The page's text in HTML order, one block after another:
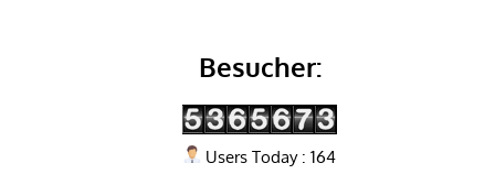
Besucher:
Users Today : 164